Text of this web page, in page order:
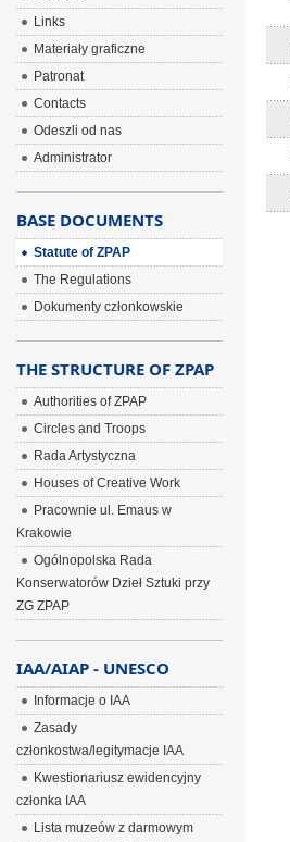
Links
Materiały graficzne
Patronat
Contacts
Odeszli od nas
Administrator
BASE DOCUMENTS
Statute of ZPAP
The Regulations
Dokumenty członkowskie
THE STRUCTURE OF ZPAP
Authorities of ZPAP
Circles and Troops
Rada Artystyczna
Houses of Creative Work
Pracownie ul. Emaus w
Krakowie
Ogólnopolska Rada
Konserwatorów Dzieł Sztuki przy
ZG ZPAP
IAA/AIAP - UNESCO
Informacje o IAA
Zasady
członkostwa/legitymacje IAA
Kwestionariusz ewidencyjny
członka IAA
Lista muzeów z darmowym